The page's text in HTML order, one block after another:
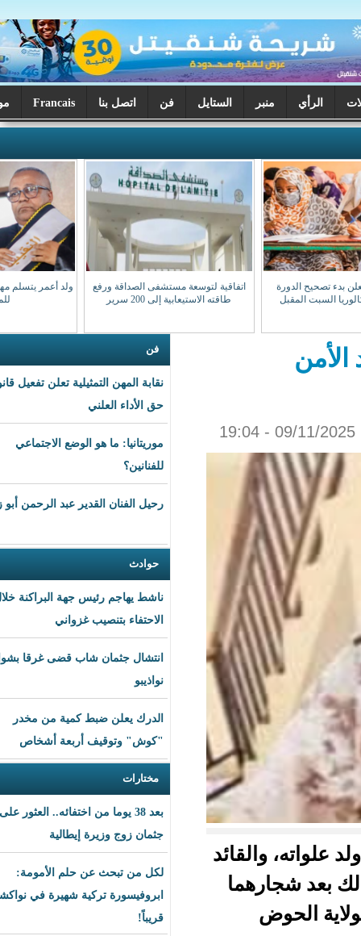
الستايل فن اتصل بنا Francais موريتانيا اليوم
اتفاقية لتوسعة مستشفى الصداقة ورفع
طاقته الاستيعابية إلى 200 سرير
ولد أعمر يتسلم مهامه نقيبا للهيئة الوطنية
نقابة المهن التمثيلية تعلن تفعيل قانون
موريتانيا: ما هو الوضع الاجتماعي
للفنانين؟
رحيل الفنان القدير عبد الرحمن أبو زهرة
حوادث
ناشط يهاجم رئيس جهة البراكنة خلال
الاحتفاء بتنصيب غزواني
انتشال جثمان شاب قضى غرقا بشواطئ
نواذيبو
الدرك يعلن ضبط كمية من مخدر
"كوش" وتوقيف أربعة أشخاص
مختارات
بعد 38 يوما من اختفائه.. العثور على
جثمان زوج وزيرة إيطالية
لكل من تبحث عن حلم الأمومة:
ابروفيسورة تركية شهيرة في نواكشوط
قريباً!